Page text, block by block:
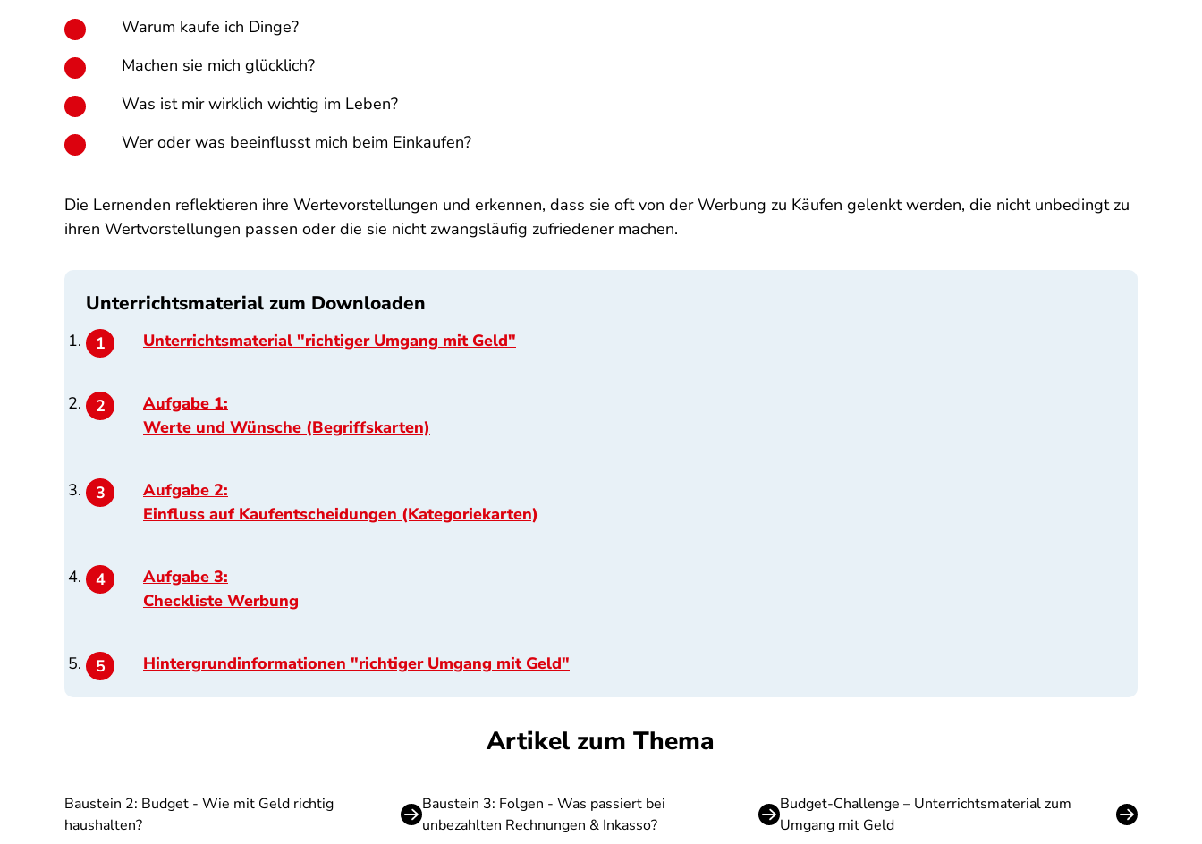
Warum kaufe ich Dinge?
Machen sie mich glücklich?
Was ist mir wirklich wichtig im Leben?
Wer oder was beeinflusst mich beim Einkaufen?
Die Lernenden reflektieren ihre Wertevorstellungen und erkennen, dass sie oft von der Werbung zu Käufen gelenkt werden, die nicht unbedingt zu
ihren Wertvorstellungen passen oder die sie nicht zwangsläufig zufriedener machen.
Unterrichtsmaterial zum Downloaden
Unterrichtsmaterial "richtiger Umgang mit Geld"
Aufgabe 1:
Werte und Wünsche (Begriffskarten)
Aufgabe 2:
Einfluss auf Kaufentscheidungen (Kategoriekarten)
Aufgabe 3:
Checkliste Werbung
Hintergrundinformationen "richtiger Umgang mit Geld"
Artikel zum Thema
Baustein 2: Budget - Wie mit Geld richtig
haushalten?
Baustein 3: Folgen - Was passiert bei
unbezahlten Rechnungen & Inkasso?
Budget-Challenge – Unterrichtsmaterial zum
Umgang mit Geld